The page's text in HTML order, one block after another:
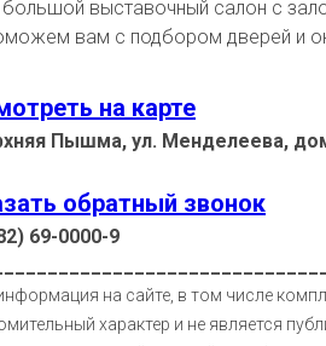
выставочный салон с
вам с подбором дверей и
на карте
Пышма, ул. Менделеева,
обратный звонок
69-0000-9
на сайте, в том числе
характер и не является